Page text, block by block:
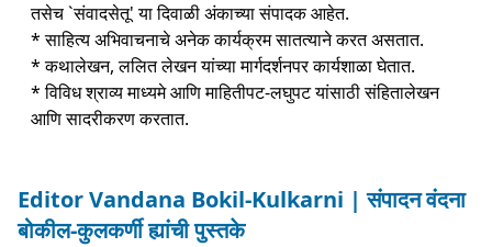
तसेच `संवादसेतू' या दिवाळी अंकाच्या संपादक आहेत.
* साहित्य अभिवाचनाचे अनेक कार्यक्रम सातत्याने करत असतात.
* कथालेखन, ललित लेखन यांच्या मार्गदर्शनपर कार्यशाळा घेतात.
* विविध श्राव्य माध्यमे आणि माहितीपट-लघुपट यांसाठी संहितालेखन
आणि सादरीकरण करतात.
Editor Vandana Bokil-Kulkarni | संपादन वंदना
बोकील-कुलकर्णी ह्यांची पुस्तके